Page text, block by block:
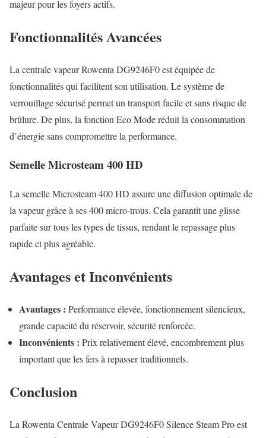
majeur pour les foyers actifs.
Fonctionnalités Avancées
La centrale vapeur Rowenta DG9246F0 est équipée de
fonctionnalités qui facilitent son utilisation. Le système de
verrouillage sécurisé permet un transport facile et sans risque de
brûlure. De plus, la fonction Eco Mode réduit la consommation
d’énergie sans compromettre la performance.
Semelle Microsteam 400 HD
La semelle Microsteam 400 HD assure une diffusion optimale de
la vapeur grâce à ses 400 micro-trous. Cela garantit une glisse
parfaite sur tous les types de tissus, rendant le repassage plus
rapide et plus agréable.
Avantages et Inconvénients
Avantages : Performance élevée, fonctionnement silencieux,
grande capacité du réservoir, sécurité renforcée.
Inconvénients : Prix relativement élevé, encombrement plus
important que les fers à repasser traditionnels.
Conclusion
La Rowenta Centrale Vapeur DG9246F0 Silence Steam Pro est